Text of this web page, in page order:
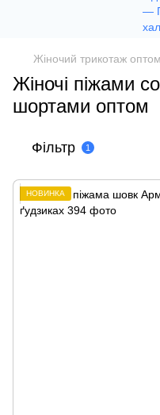
Жіночий трикотаж оптом
Жіночі піжами
шортами оптом
Фільтр 1
НОВИНКА